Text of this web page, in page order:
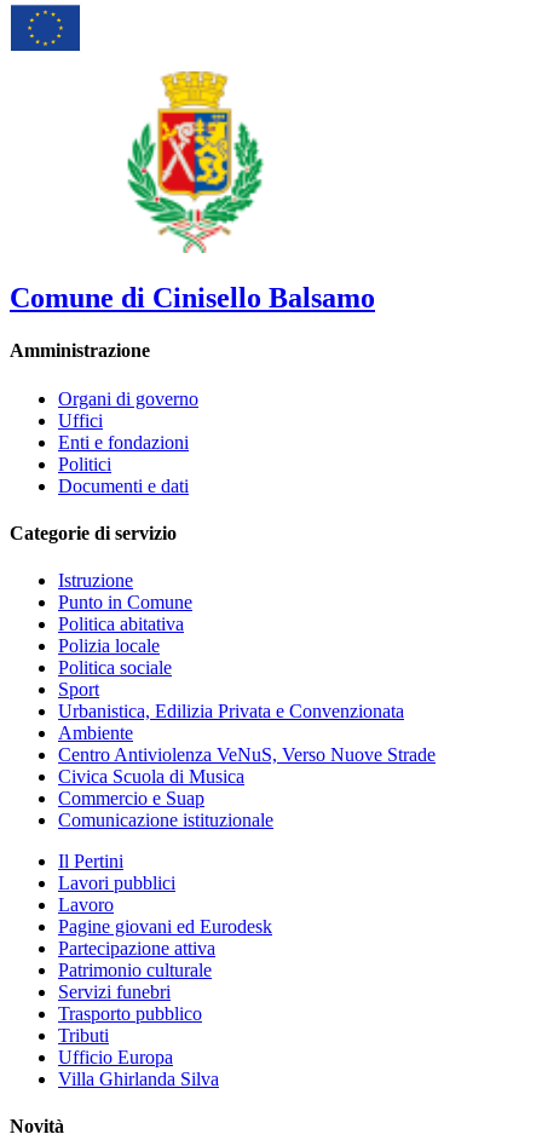
Comune di Cinisello Balsamo
Amministrazione
Organi di governo
Uffici
Enti e fondazioni
Politici
Documenti e dati
Categorie di servizio
Istruzione
Punto in Comune
Politica abitativa
Polizia locale
Politica sociale
Sport
Urbanistica, Edilizia Privata e Convenzionata
Ambiente
Centro Antiviolenza VeNuS, Verso Nuove Strade
Civica Scuola di Musica
Commercio e Suap
Comunicazione istituzionale
Il Pertini
Lavori pubblici
Lavoro
Pagine giovani ed Eurodesk
Partecipazione attiva
Patrimonio culturale
Servizi funebri
Trasporto pubblico
Tributi
Ufficio Europa
Villa Ghirlanda Silva
Novità